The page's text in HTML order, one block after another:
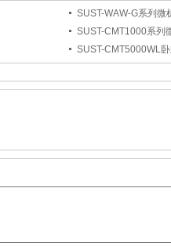
SUST-WAW-G系列微
SUST-CMT1000系列
SUST-CMT5000WL